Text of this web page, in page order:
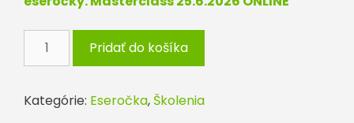
množstvo
Eseročka
tím:
Pridať do košíka
Kategórie: Eseročka, Školenia